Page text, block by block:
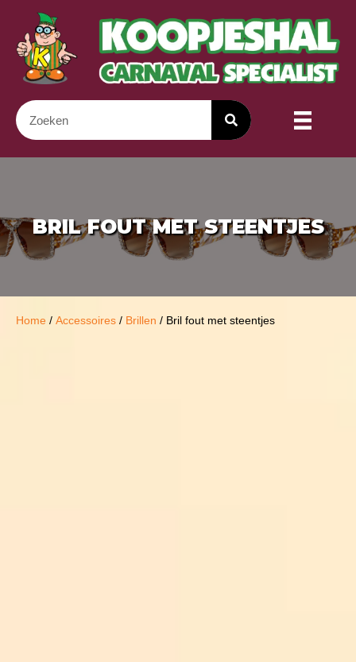
BRIL FOUT MET STEENTJES
Home / Accessoires / Brillen / Bril fout met steentjes